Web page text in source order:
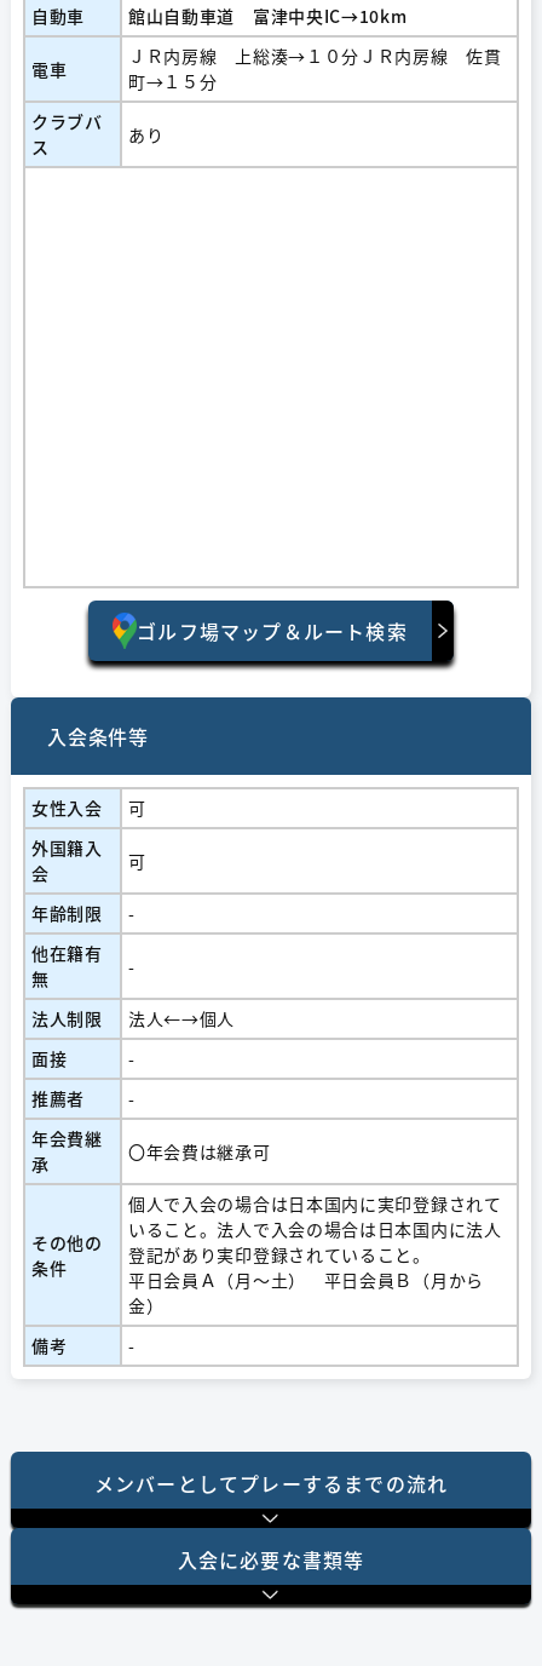
自動車 館山自動車道 富津中央IC→10km
電車
ＪＲ内房線 上総湊→１０分ＪＲ内房線 佐貫
町→１５分
クラブバ
ス
あり
ゴルフ場マップ＆ルート検索
入会条件等
女性入会
可
外国籍入
会
可
年齢制限
-
他在籍有
無
-
法人制限
法人←→個人
面接
-
推薦者
-
年会費継
承
〇年会費は継承可
その他の
条件
個人で入会の場合は日本国内に実印登録されて
いること。法人で入会の場合は日本国内に法人
登記があり実印登録されていること。
平日会員Ａ（月〜土） 平日会員Ｂ（月から
金）
備考
-
メンバーとしてプレーするまでの流れ
⼊会に必要な書類等